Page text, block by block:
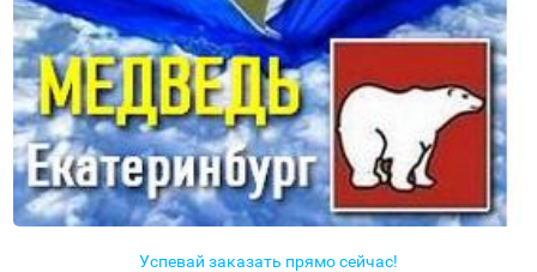
Успевай заказать прямо сейчас!